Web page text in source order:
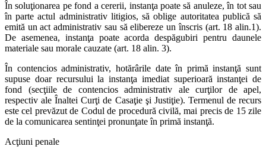
În soluţionarea pe fond a cererii, instanţa poate să anuleze, în tot sau
în parte actul administrativ litigios, să oblige autoritatea publică să
emită un act administrativ sau să elibereze un înscris (art. 18 alin.1).
De asemenea, instanţa poate acorda despăgubiri pentru daunele
materiale sau morale cauzate (art. 18 alin. 3).
În contencios administrativ, hotărârile date în primă instanţă sunt
supuse doar recursului la instanţa imediat superioară instanţei de
fond (secţiile de contencios administrativ ale curţilor de apel,
respectiv ale Înaltei Curţi de Casaţie şi Justiţie). Termenul de recurs
este cel prevăzut de Codul de procedură civilă, mai precis de 15 zile
de la comunicarea sentinţei pronunţate în primă instanţă.
Acţiuni penale